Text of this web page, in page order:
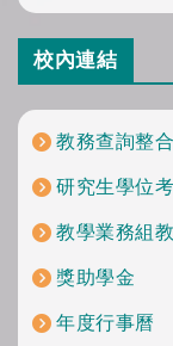
校內連結
教務查詢整
研究生學位
教學業務組
獎助學金
年度行事曆